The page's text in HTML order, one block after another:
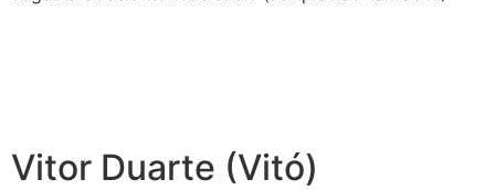
Vitor Duarte (Vitó)